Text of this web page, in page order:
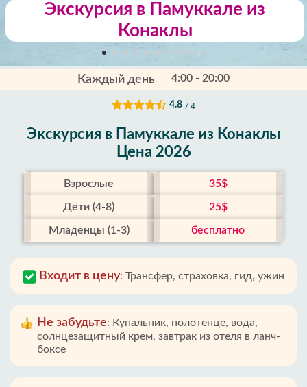
Экскурсия в Памуккале из
Конаклы
Каждый день 4:00 - 20:00
4.8 / 4
Экскурсия в Памуккале из Конаклы
Цена 2026
Взрослые 35$
Дети (4-8) 25$
Младенцы (1-3) бесплатно
Входит в цену: Трансфер, страховка, гид, ужин
Не забудьте: Купальник, полотенце, вода,
солнцезащитный крем, завтрак из отеля в ланч-
боксе